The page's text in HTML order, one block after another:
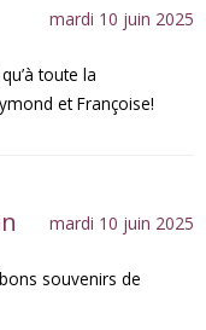
mardi 10 juin 2025
toute la
et Françoise!
mardi 10 juin 2025
souvenirs de